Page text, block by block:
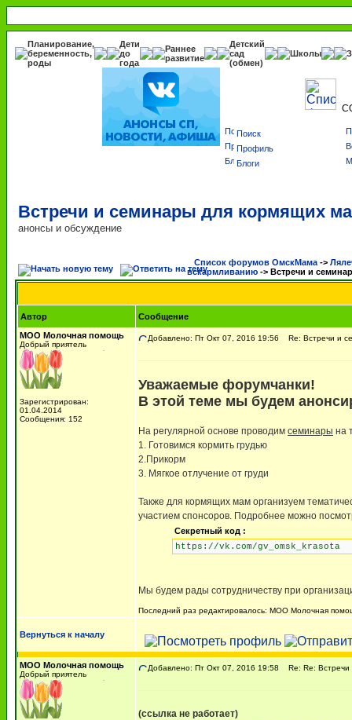
Планирование,
беременность,
роды
Дети
до
года
Раннее
развитие
Детский
сад
(обмен)
Школы
Поиск
Профиль
Блоги
Встречи и семинары для кормящих
анонсы и обсуждение
Список форумов ОмскМама ->
вскармливанию -> Встречи и
Автор
Сообщение
МОО Молочная помощь
Добрый приятель
Зарегистрирован:
01.04.2014
Сообщения: 152
Добавлено: Пт Окт 07, 2016 19:56 Re: Встречи и
Уважаемые форумчанки!
В этой теме мы будем
На регулярной основе проводим семинары на
1. Готовимся кормить грудью
2.Прикорм
3. Мягкое отлучение от груди
Также для кормящих мам организуем
участием спонсоров. Подробнее можно
Секретный код :
https://vk.com/gv_omsk_krasota
Мы будем рады сотрудничеству при
Последний раз редактировалось: МОО Молочная
Вернуться к началу
МОО Молочная помощь
Добрый приятель
Добавлено: Пт Окт 07, 2016 19:58 Re: Re:
(ссылка не работает)